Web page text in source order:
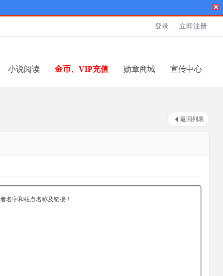
登录 立即注册
小说阅读 金币、VIP充值 勋章商城 宣传中心
返回列表
名字和站点名称及链接！